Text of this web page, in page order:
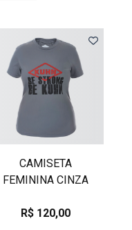
CAMISETA
FEMININA CINZA
R$ 120,00